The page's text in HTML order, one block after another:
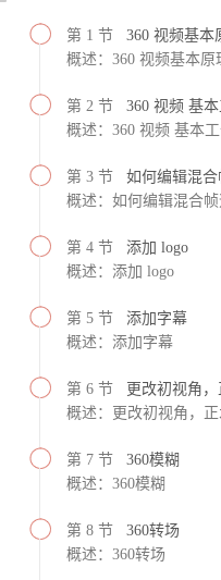
第 1 节 360 视频基
概述：360 视频基本原
第 2 节 360 视频 基
概述：360 视频 基本
第 3 节 如何编辑混
概述：如何编辑混合
第 4 节 添加 logo
概述：添加 logo
第 5 节 添加字幕
概述：添加字幕
第 6 节
更改初视角
概述：更改初视角，
第 7 节 360模糊
概述：360模糊
第 8 节 360转场
概述：360转场